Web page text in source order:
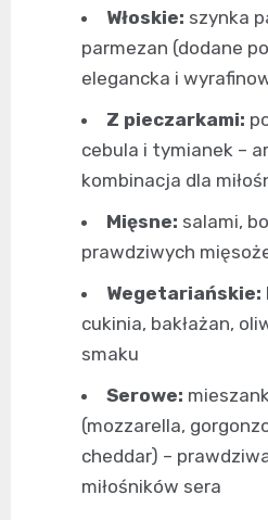
Włoskie: szynka
parmezan (dodane
elegancka i
Z pieczarkami:
cebula i tymianek –
kombinacja dla
Mięsne: salami,
prawdziwych
Wegetariańskie:
cukinia, bakłażan,
smaku
Serowe:
(mozzarella,
cheddar) –
miłośników sera